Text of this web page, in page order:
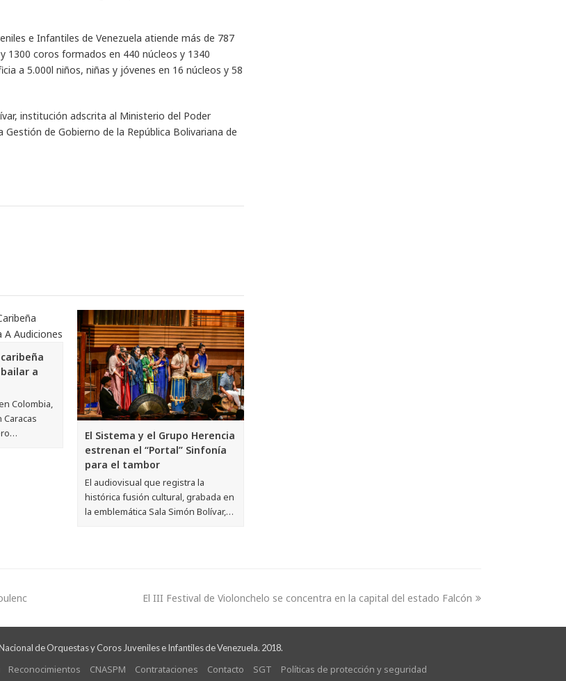
e Infantiles de Venezuela atiende más de 787
1300 coros formados en 440 núcleos y 1340
a 5.000l niños, niñas y jóvenes en 16 núcleos y 58
institución adscrita al Ministerio del Poder
de Gobierno de la República Bolivariana de
a
Colombia,
El Sistema y el Grupo Herencia
estrenan el “Portal” Sinfonía
para el tambor
El audiovisual que registra la
histórica fusión cultural, grabada en
la emblemática Sala Simón Bolívar,…
El III Festival de Violonchelo se concentra en la capital del estado Falcón
de Orquestas y Coros Juveniles e Infantiles de Venezuela. 2018.
Reconocimientos CNASPM Contrataciones Contacto SGT Políticas de protección y seguridad